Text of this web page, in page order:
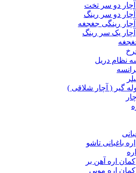
آچار دو سر تخت
آچار دو سر رینگ
آچار رینگی جغجغه
آچار یک سر رینگ
نظام دریل
گیر ( آچار شلاقی )
اره باغبانی تاشو
کمان اره آهن بر
کمان اره مویی